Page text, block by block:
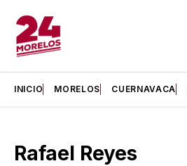
INICIO MORELOS CUERNAVACA
Rafael Reyes